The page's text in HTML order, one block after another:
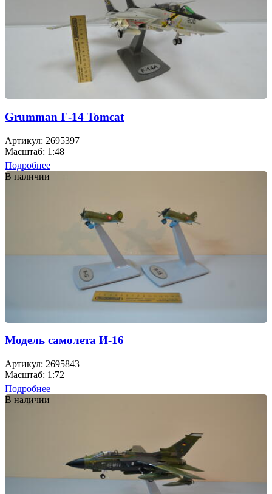
Grumman F-14 Tomcat
Артикул: 2695397
Масштаб: 1:48
Подробнее
В наличии
Модель самолета И-16
Артикул: 2695843
Масштаб: 1:72
Подробнее
В наличии